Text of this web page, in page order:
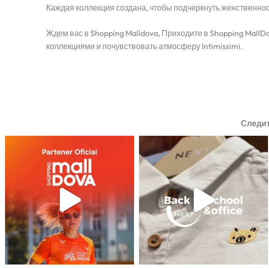
Каждая коллекция создана, чтобы подчеркнуть
Ждем вас в Shopping Malldova, Приходите в Shopping
коллекциями и почувствовать атмосферу Intimissimi.